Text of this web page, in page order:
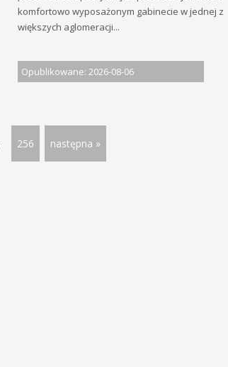
komfortowo wyposażonym gabinecie w jednej z
większych aglomeracji...
Opublikowane: 2026-08-06
256 następna »